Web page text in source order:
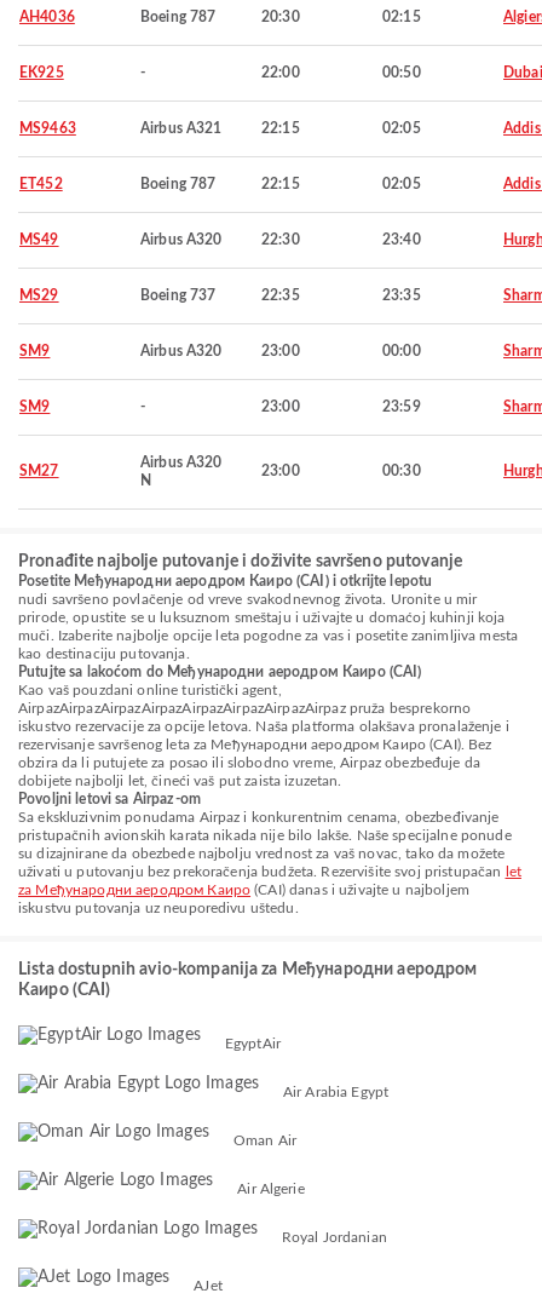
AH4036 Boeing 787 20:30 02:15
EK925 - 22:00 00:50 Dubai
MS9463 Airbus A321 22:15 02:05
ET452 Boeing 787 22:15 02:05
MS49 Airbus A320 22:30 23:40
MS29 Boeing 737 22:35 23:35
SM9 Airbus A320 23:00 00:00
SM9 - 23:00 23:59
SM27
Airbus A320
N
23:00 00:30
Pronađite najbolje putovanje i doživite savršeno putovanje
Posetite Међународни аеродром Каиро (CAI) i otkrijte lepotu
nudi savršeno povlačenje od vreve svakodnevnog života. Uronite u mir
prirode, opustite se u luksuznom smeštaju i uživajte u domaćoj kuhinji koja
muči. Izaberite najbolje opcije leta pogodne za vas i posetite zanimljiva mesta
kao destinaciju putovanja.
Putujte sa lakoćom do Међународни аеродром Каиро (CAI)
Kao vaš pouzdani online turistički agent,
AirpazAirpazAirpazAirpazAirpazAirpazAirpazAirpaz pruža besprekorno
iskustvo rezervacije za opcije letova. Naša platforma olakšava pronalaženje i
rezervisanje savršenog leta za Међународни аеродром Каиро (CAI). Bez
obzira da li putujete za posao ili slobodno vreme, Airpaz obezbeđuje da
dobijete najbolji let, čineći vaš put zaista izuzetan.
Povoljni letovi sa Airpaz-om
Sa ekskluzivnim ponudama Airpaz i konkurentnim cenama, obezbeđivanje
pristupačnih avionskih karata nikada nije bilo lakše. Naše specijalne ponude
su dizajnirane da obezbede najbolju vrednost za vaš novac, tako da možete
uživati u putovanju bez prekoračenja budžeta. Rezervišite svoj pristupačan
let
za Међународни аеродром Каиро (CAI) danas i uživajte u najboljem
iskustvu putovanja uz neuporedivu uštedu.
Lista dostupnih avio-kompanija za Међународни аеродром
Каиро (CAI)
EgyptAir
Air Arabia Egypt
Oman Air
Air Algerie
Royal Jordanian
AJet